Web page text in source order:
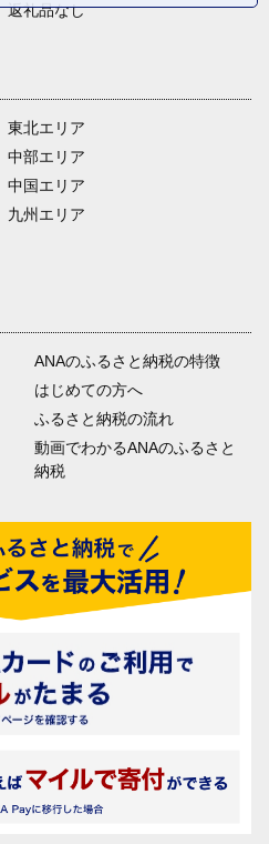
返礼品なし
東北エリア
中部エリア
中国エリア
九州エリア
ANAのふるさと納税の特徴
はじめての方へ
ふるさと納税の流れ
動画でわかるANAのふるさと
納税